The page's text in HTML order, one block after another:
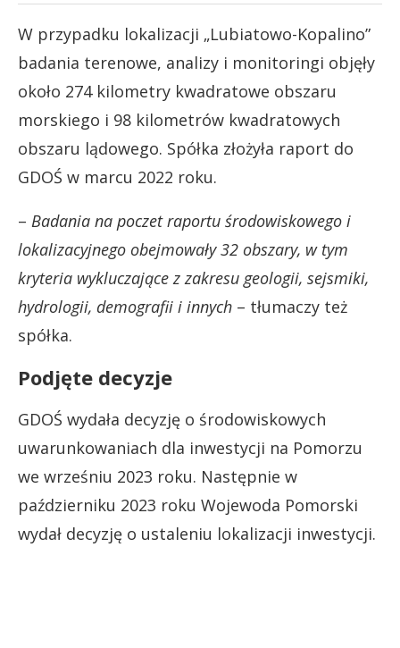
W przypadku lokalizacji „Lubiatowo-Kopalino”
badania terenowe, analizy i monitoringi objęły
około 274 kilometry kwadratowe obszaru
morskiego i 98 kilometrów kwadratowych
obszaru lądowego. Spółka złożyła raport do
GDOŚ w marcu 2022 roku.
– Badania na poczet raportu środowiskowego i
lokalizacyjnego obejmowały 32 obszary, w tym
kryteria wykluczające z zakresu geologii, sejsmiki,
hydrologii, demografii i innych – tłumaczy też
spółka.
Podjęte decyzje
GDOŚ wydała decyzję o środowiskowych
uwarunkowaniach dla inwestycji na Pomorzu
we wrześniu 2023 roku. Następnie w
październiku 2023 roku Wojewoda Pomorski
wydał decyzję o ustaleniu lokalizacji inwestycji.